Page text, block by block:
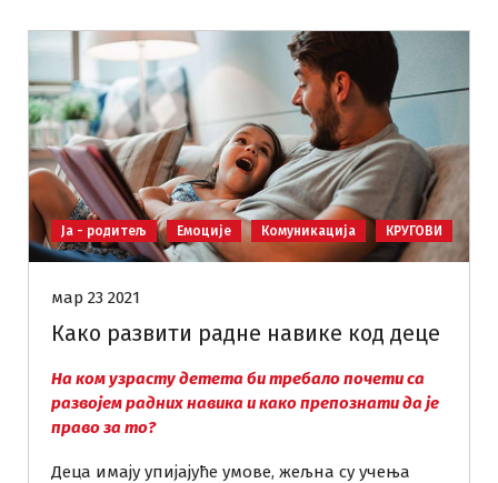
Ја - родитељ Емоције Комуникација КРУГОВИ
мар 23 2021
Како развити радне навике код деце
На ком узрасту детета би требало почети са
развојем радних навика и како препознати да је
право за то?
Деца имају упијајуће умове, жељна су учења